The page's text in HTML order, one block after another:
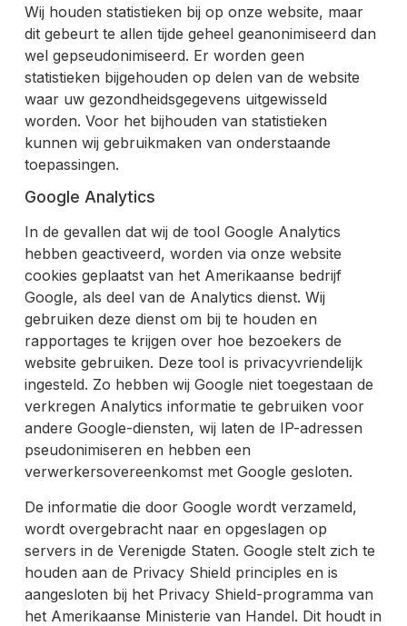
Wij houden statistieken bij op onze website, maar
dit gebeurt te allen tijde geheel geanonimiseerd dan
wel gepseudonimiseerd. Er worden geen
statistieken bijgehouden op delen van de website
waar uw gezondheidsgegevens uitgewisseld
worden. Voor het bijhouden van statistieken
kunnen wij gebruikmaken van onderstaande
toepassingen.
Google Analytics
In de gevallen dat wij de tool Google Analytics
hebben geactiveerd, worden via onze website
cookies geplaatst van het Amerikaanse bedrijf
Google, als deel van de Analytics dienst. Wij
gebruiken deze dienst om bij te houden en
rapportages te krijgen over hoe bezoekers de
website gebruiken. Deze tool is privacyvriendelijk
ingesteld. Zo hebben wij Google niet toegestaan de
verkregen Analytics informatie te gebruiken voor
andere Google-diensten, wij laten de IP-adressen
pseudonimiseren en hebben een
verwerkersovereenkomst met Google gesloten.
De informatie die door Google wordt verzameld,
wordt overgebracht naar en opgeslagen op
servers in de Verenigde Staten. Google stelt zich te
houden aan de Privacy Shield principles en is
aangesloten bij het Privacy Shield-programma van
het Amerikaanse Ministerie van Handel. Dit houdt in